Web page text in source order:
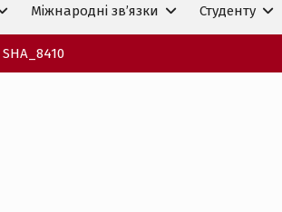
Міжнародні зв’язки Студенту
SHA_8410